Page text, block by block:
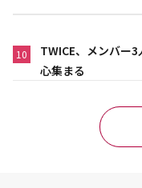
10
TWICE、メンバー
心集まる